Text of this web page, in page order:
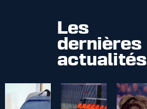
Les
dernières
actualités